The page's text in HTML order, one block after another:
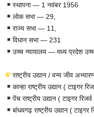
स्थापना — 1 नवंबर 1956
लोक सभा — 29,
राज्य सभा — 11,
विधान सभा — 231
उच्च न्यायालय — मध्य प्रदेश
राष्ट्रीय उद्यान / वन्य जीव
कान्हा राष्ट्रीय उद्यान ( टाइगर
पेंच राष्ट्रीय उद्यान ( टाइगर रिजर्व
बांधवगढ़ राष्ट्रीय उद्यान ( टाइगर